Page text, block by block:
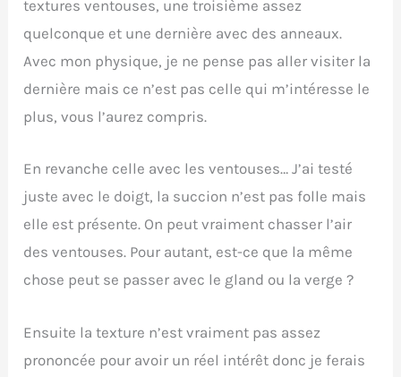
textures ventouses, une troisième assez
quelconque et une dernière avec des anneaux.
Avec mon physique, je ne pense pas aller visiter la
dernière mais ce n’est pas celle qui m’intéresse le
plus, vous l’aurez compris.
En revanche celle avec les ventouses… J’ai testé
juste avec le doigt, la succion n’est pas folle mais
elle est présente. On peut vraiment chasser l’air
des ventouses. Pour autant, est-ce que la même
chose peut se passer avec le gland ou la verge ?
Ensuite la texture n’est vraiment pas assez
prononcée pour avoir un réel intérêt donc je ferais